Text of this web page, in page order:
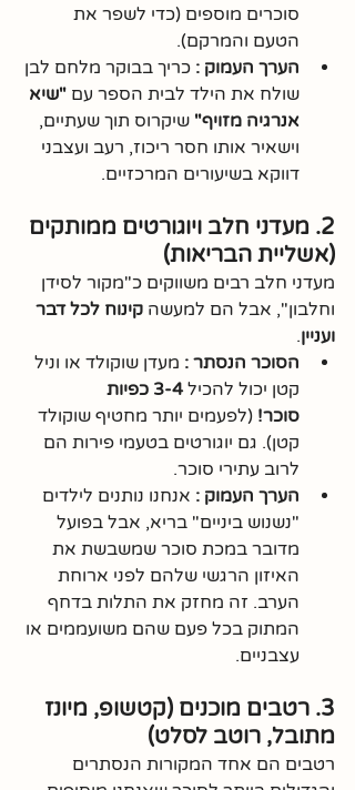
סוכרים מוספים (כדי לשפר את
הטעם והמרקם).
הערך העמוק : כריך בבוקר מלחם לבן
שולח את הילד לבית הספר עם "שיא
אנרגיה מזויף" שיקרוס תוך שעתיים,
וישאיר אותו חסר ריכוז, רעב ועצבני
דווקא בשיעורים המרכזיים.
2. מעדני חלב ויוגורטים ממותקים
(אשליית הבריאות)
מעדני חלב רבים משווקים כ"מקור לסידן
וחלבון", אבל הם למעשה קינוח לכל דבר
ועניין.
הסוכר הנסתר : מעדן שוקולד או וניל
קטן יכול להכיל
3-4 כפיות
סוכר! (לפעמים יותר מחטיף שוקולד
קטן). גם יוגורטים בטעמי פירות הם
לרוב עתירי סוכר.
הערך העמוק : אנחנו נותנים לילדים
"נשנוש ביניים" בריא, אבל בפועל
מדובר במכת סוכר שמשבשת את
האיזון הרגשי שלהם לפני ארוחת
הערב. זה מחזק את התלות בדחף
המתוק בכל פעם שהם משועממים או
עצבניים.
3. רטבים מוכנים (קטשופ, מיונז
מתובל, רוטב לסלט)
רטבים הם אחד המקורות הנסתרים